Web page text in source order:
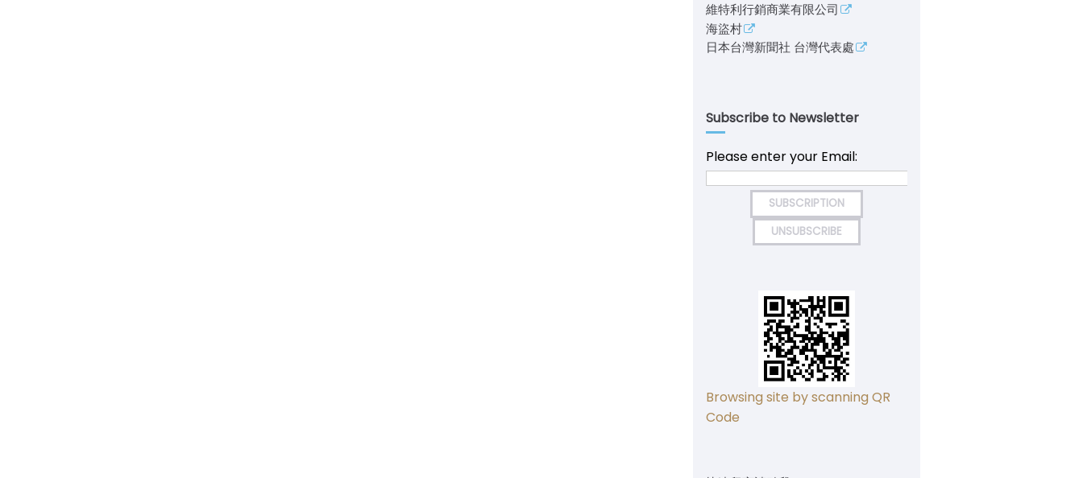
維特利行銷商業有限公司
海盜村
日本台灣新聞社 台灣代表處
Subscribe to Newsletter
Please enter your Email:
Browsing site by scanning QR
Code